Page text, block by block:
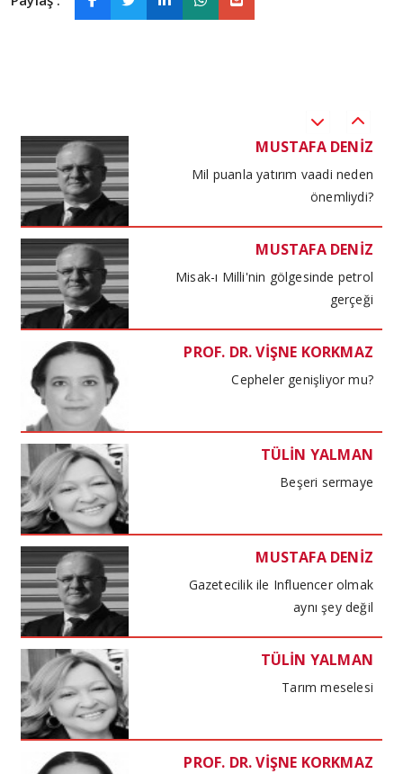
MUSTAFA DENİZ
Mil puanla yatırım vaadi neden
önemliydi?
MUSTAFA DENİZ
Misak-ı Milli'nin gölgesinde petrol
gerçeği
PROF. DR. VİŞNE KORKMAZ
Cepheler genişliyor mu?
TÜLİN YALMAN
Beşeri sermaye
MUSTAFA DENİZ
Gazetecilik ile Influencer olmak
aynı şey değil
TÜLİN YALMAN
Tarım meselesi
PROF. DR. VİŞNE KORKMAZ